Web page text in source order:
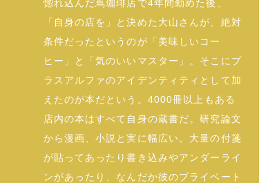
惚れ込んだ蔦珈琲店で4年間勤めた後、
「自身の店を」と決めた大山さんが、絶対
条件だったというのが「美味しいコー
ヒー」と「気のいいマスター」。そこにプ
ラスアルファのアイデンティティとして加
えたのが本だという。4000冊以上もある
店内の本はすべて自身の蔵書だ。研究論文
から漫画、小説と実に幅広い。大量の付箋
が貼ってあったり書き込みやアンダーライ
ンがあったり、なんだか彼のプライベート